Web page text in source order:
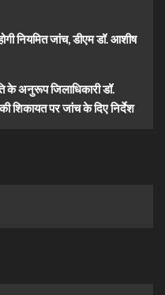
नियमित जांच, डीएम डॉ. आशीष
के अनुरूप जिलाधिकारी डॉ.
शिकायत पर जांच के दिए निर्देश